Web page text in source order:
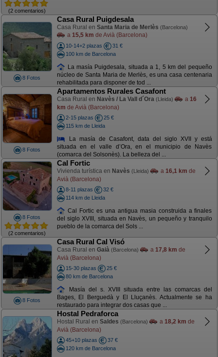
(2 comentarios)
8 Fotos
Casa Rural Puigdesala
Casa Rural en Santa Maria de Merlès (Barcelona)
a 15,5 km de Avià (Barcelona)
10-14+2 plazas
31 €
100 km de Barcelona
La masía Puigdesala, situada a 1, 5 km del pequeño
núcleo de Santa Maria de Merlès, es una casa centenaria
rehabilitada para disponer de tod ...
8 Fotos
Apartamentos Rurales Casafont
Casa Rural en Navès / La Vall d´Ora (Lleida) a 16
km de Avià (Barcelona)
2-15 plazas
25 €
115 km de Lleida
La masía de Casafont, data del siglo XVII y está
situada en el valle d’Ora, en el municipio de Navès
(comarca del Solsonès). La belleza del ...
8 Fotos
(2 comentarios)
Cal Fortic
Vivienda turística en Navès (Lleida) a 16,1 km de
Avià (Barcelona)
8-11 plazas
32 €
114 km de Lleida
Cal Fortic es una antigua masia construida a finales
del siglo XVIII, situada en Navès, un pequeño y tranquilo
pueblo de la comarca del Sols ...
8 Fotos
Casa Rural Cal Visó
Casa Rural en Gaià (Barcelona) a 17,8 km de
Avià (Barcelona)
15-30 plazas
25 €
80 km de Barcelona
Masía del s. XVIII situada entre las comarcas del
Bages, El Berguedà y El Lluçanès. Actualmente se ha
restaurado para integrar dos casas que ...
Hostal Pedraforca
Hostal Rural en Saldes (Barcelona) a 18,2 km de
Avià (Barcelona)
45+10 plazas
37 €
120 km de Barcelona